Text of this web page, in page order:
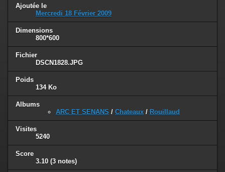
Ajoutée le
Mercredi 18 Février 2009
Dimensions
800*600
Fichier
DSCN1828.JPG
Poids
134 Ko
Albums
ARC ET SENANS / Chateaux / Rouillaud
Visites
5240
Score
3.10 (3 notes)